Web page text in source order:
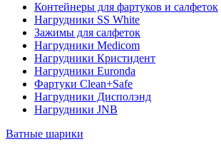
Контейнеры для фартуков и салфеток
Нагрудники SS White
Зажимы для салфеток
Нагрудники Medicom
Нагрудники Кристидент
Нагрудники Euronda
Фартуки Clean+Safe
Нагрудники Дисполэнд
Нагрудники JNB
Ватные шарики